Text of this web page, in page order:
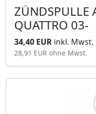
ZÜNDSPULLE AUDI S4 4.2
QUATTRO 03-
34,40 EUR inkl. Mwst.
28,91 EUR ohne Mwst.